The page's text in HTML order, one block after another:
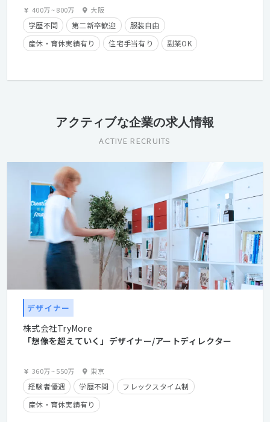
400万~800万 大阪
学歴不問 第二新卒歓迎
服装自由
産休・育休実績有り
住宅手当有り
副業OK
クライアントとの直接取引多数
アクティブな企業の求人情報
ACTIVE RECRUITS
デザイナー
株式会社TryMore
「想像を超えていく」デザイナー/アートディレクター
360万~550万 東京
経験者優遇 学歴不問
フレックスタイム制
産休・育休実績有り